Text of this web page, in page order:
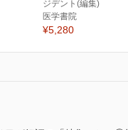
ジデント(編集)
医学書院
¥5,280